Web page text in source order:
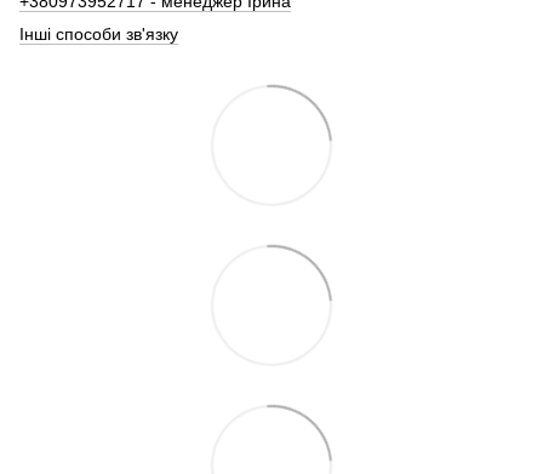
Інші способи зв'язку